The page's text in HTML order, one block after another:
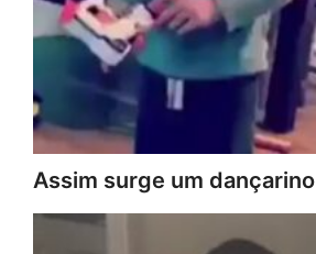
Assim surge um dançarino